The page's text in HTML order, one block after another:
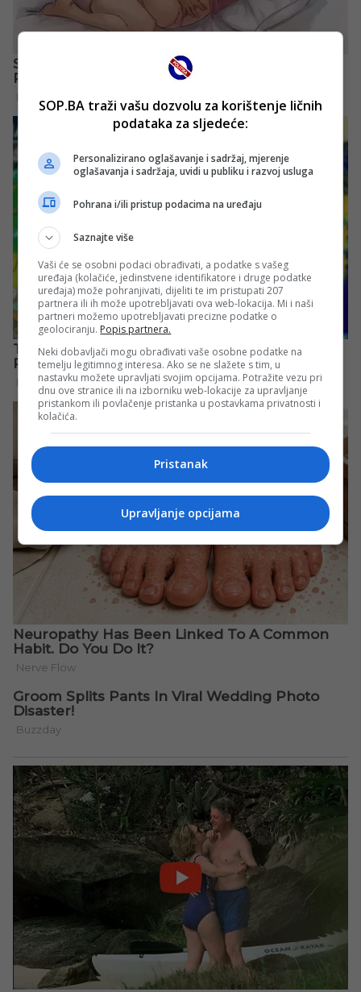
SOP.BA traži vašu dozvolu za korištenje ličnih
podataka za sljedeće:
Personalizirano oglašavanje i sadržaj, mjerenje
oglašavanja i sadržaja, uvidi u publiku i razvoj usluga
Pohrana i/ili pristup podacima na uređaju
Saznajte više
Vaši će se osobni podaci obrađivati, a podatke s vašeg
uređaja (kolačiće, jedinstvene identifikatore i druge podatke
uređaja) može pohranjivati, dijeliti te im pristupati 207
partnera ili ih može upotrebljavati ova web-lokacija. Mi i naši
partneri možemo upotrebljavati precizne podatke o
geolociranju. Popis partnera.
Neki dobavljači mogu obrađivati vaše osobne podatke na
temelju legitimnog interesa. Ako se ne slažete s tim, u
nastavku možete upravljati svojim opcijama. Potražite vezu pri
dnu ove stranice ili na izborniku web-lokacije za upravljanje
pristankom ili povlačenje pristanka u postavkama privatnosti i
kolačića.
Pristanak
Upravljanje opcijama